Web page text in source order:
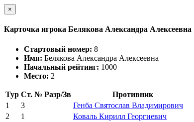
×
Карточка игрока Белякова Александра Алексеевна
Стартовый номер: 8
Имя: Белякова Александра Алексеевна
Начальный рейтинг: 1000
Место: 2
Тур Ст. № Разр/Зв Противник
1
3 Генба Святослав Владимирович
2
1 Коваль Кирилл Георгиевич